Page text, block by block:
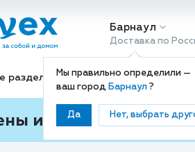
Барнаул
Доставка по
Мы правильно определили —
ваш город Барнаул?
Да Нет, выбрать
разделы Декоративная
и покупки ваши с